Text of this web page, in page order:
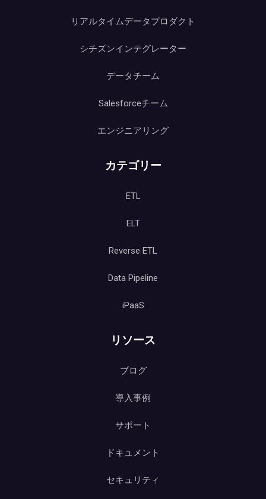
リアルタイムデータプロダクト
シチズンインテグレーター
データチーム
Salesforceチーム
エンジニアリング
カテゴリー
ETL
ELT
Reverse ETL
Data Pipeline
iPaaS
リソース
ブログ
導入事例
サポート
ドキュメント
セキュリティ